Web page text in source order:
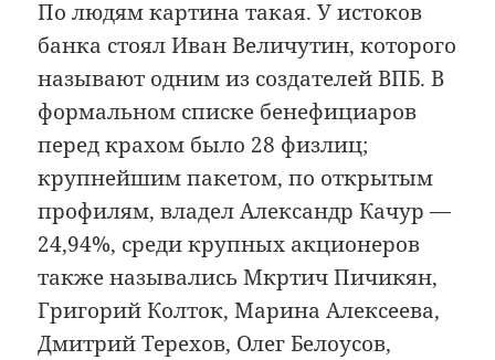
По людям картина такая. У истоков
банка стоял Иван Величутин, которого
называют одним из создателей ВПБ. В
формальном списке бенефициаров
перед крахом было 28 физлиц;
крупнейшим пакетом, по открытым
профилям, владел Александр Качур —
24,94%, среди крупных акционеров
также назывались Мкртич Пичикян,
Григорий Колток, Марина Алексеева,
Дмитрий Терехов, Олег Белоусов,